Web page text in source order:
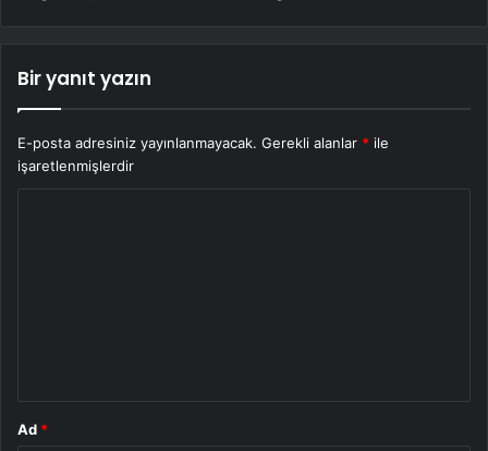
Bir yanıt yazın
E-posta adresiniz yayınlanmayacak. Gerekli alanlar * ile
işaretlenmişlerdir
Ad *